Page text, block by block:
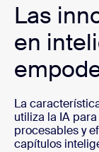
Las
en
La
utiliza la IA
procesables y
capítulos